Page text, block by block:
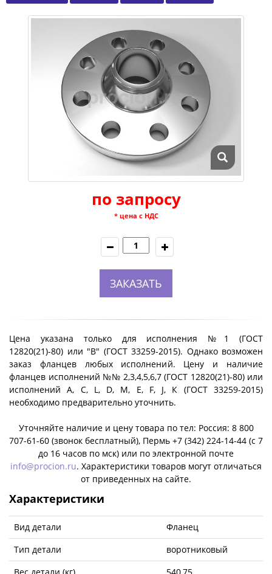
по запросу
* цена с НДС
ЗАКАЗАТЬ
Цена указана только для исполнения №1 (ГОСТ
12820(21)-80) или "B" (ГОСТ 33259-2015). Однако возможен
заказ фланцев любых исполнений. Цену и наличие
фланцев исполнений №№ 2,3,4,5,6,7 (ГОСТ 12820(21)-80) или
исполнений A, C, L, D, M, E, F, J, К (ГОСТ 33259-2015)
необходимо предварительно уточнить.
Уточняйте наличие и цену товара по тел: Россия: 8 800
707-61-60 (звонок бесплатный), Пермь +7 (342) 224-14-44 (c 7
до 16 часов по мск) или по электронной почте
info@procion.ru. Характеристики товаров могут отличаться
от приведенных на сайте.
Характеристики
Вид детали
Фланец
Тип детали
воротниковый